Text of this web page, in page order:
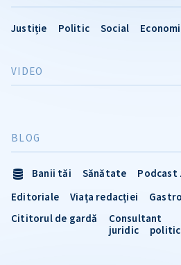
Justiție Politic Social
VIDEO
BLOG
Banii tăi Sănătate Podcast
Editoriale
Viața redacției
Cititorul de gardă
Consultant
juridic
politic